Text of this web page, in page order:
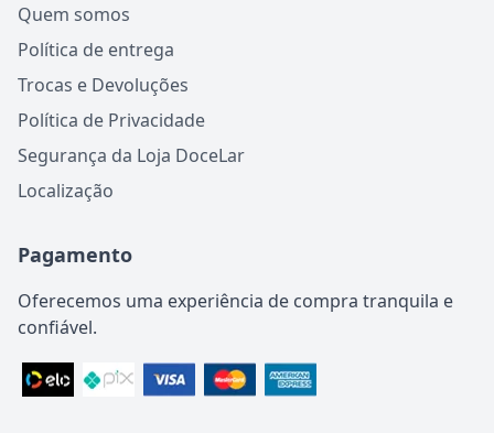
Quem somos
Política de entrega
Trocas e Devoluções
Política de Privacidade
Segurança da Loja DoceLar
Localização
Pagamento
Oferecemos uma experiência de compra tranquila e
confiável.